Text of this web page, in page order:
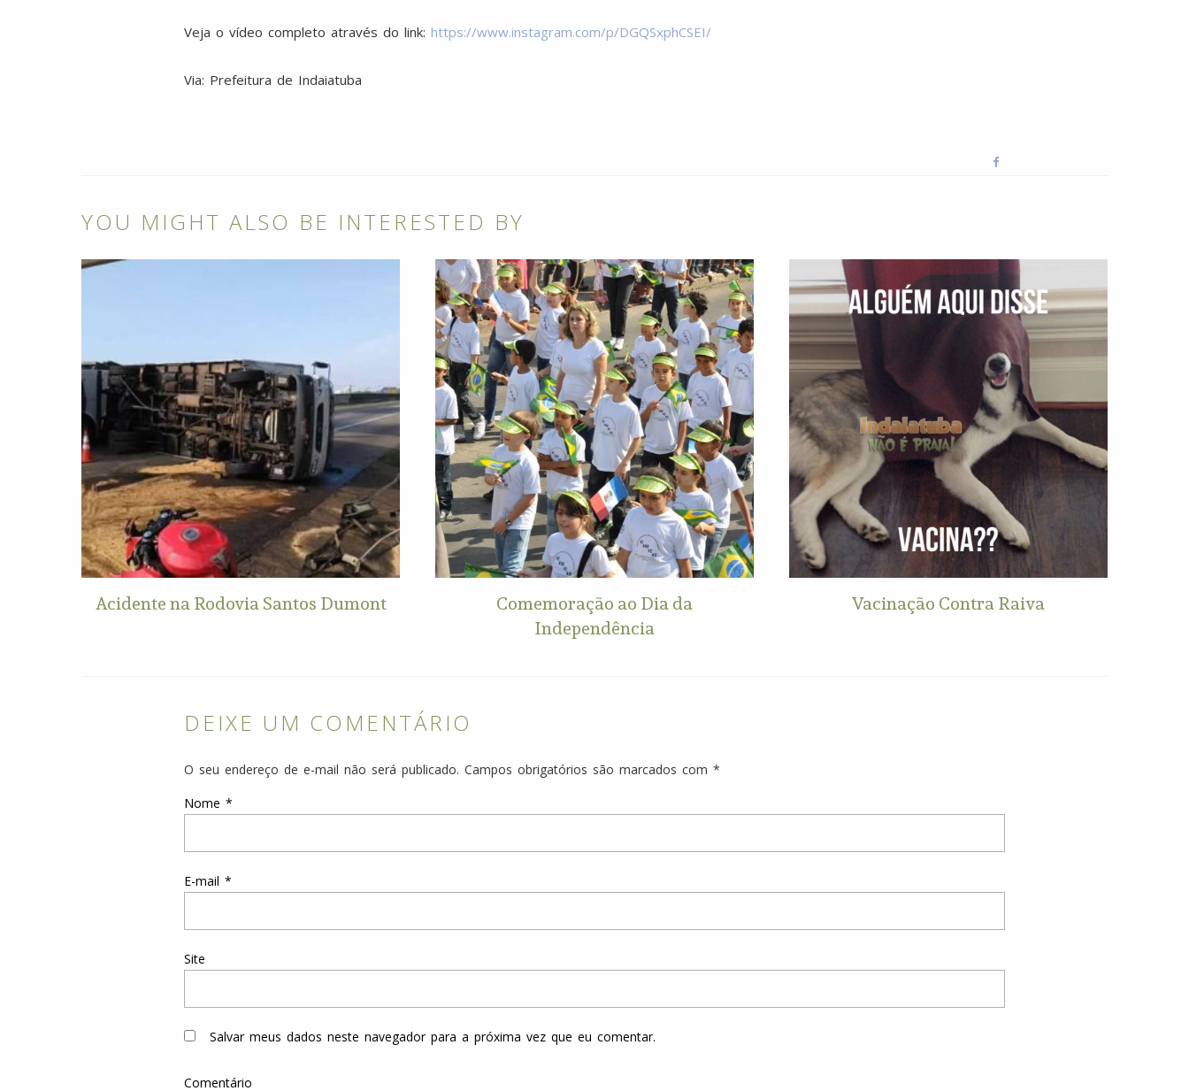
Veja o vídeo completo através do link: https://www.instagram.com/p/DGQSxphCSEI/
Via: Prefeitura de Indaiatuba
YOU MIGHT ALSO BE INTERESTED BY
Acidente na Rodovia Santos Dumont
Comemoração ao Dia da
Independência
Vacinação Contra Raiva
DEIXE UM COMENTÁRIO
O seu endereço de e-mail não será publicado. Campos obrigatórios são marcados com *
Nome *
E-mail *
Site
Salvar meus dados neste navegador para a próxima vez que eu comentar.
Comentário